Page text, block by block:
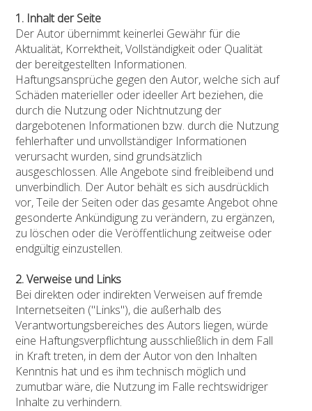
1. Inhalt der Seite
Der Autor übernimmt keinerlei Gewähr für die
Aktualität, Korrektheit, Vollständigkeit oder Qualität
der bereitgestellten Informationen.
Haftungsansprüche gegen den Autor, welche sich auf
Schäden materieller oder ideeller Art beziehen, die
durch die Nutzung oder Nichtnutzung der
dargebotenen Informationen bzw. durch die Nutzung
fehlerhafter und unvollständiger Informationen
verursacht wurden, sind grundsätzlich
ausgeschlossen. Alle Angebote sind freibleibend und
unverbindlich. Der Autor behält es sich ausdrücklich
vor, Teile der Seiten oder das gesamte Angebot ohne
gesonderte Ankündigung zu verändern, zu ergänzen,
zu löschen oder die Veröffentlichung zeitweise oder
endgültig einzustellen.
2. Verweise und Links
Bei direkten oder indirekten Verweisen auf fremde
Internetseiten ("Links"), die außerhalb des
Verantwortungsbereiches des Autors liegen, würde
eine Haftungsverpflichtung ausschließlich in dem Fall
in Kraft treten, in dem der Autor von den Inhalten
Kenntnis hat und es ihm technisch möglich und
zumutbar wäre, die Nutzung im Falle rechtswidriger
Inhalte zu verhindern.